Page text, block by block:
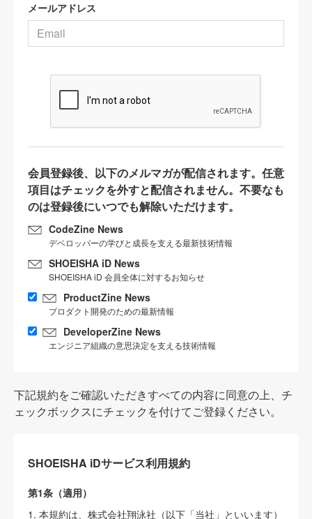
メールアドレス
会員登録後、以下のメルマガが配信されます。任意
項目はチェックを外すと配信されません。不要なも
のは登録後にいつでも解除いただけます。
CodeZine News
デベロッパーの学びと成長を支える最新技術情報
SHOEISHA iD News
SHOEISHA iD 会員全体に対するお知らせ
ProductZine News
プロダクト開発のための最新情報
DeveloperZine News
エンジニア組織の意思決定を支える技術情報
下記規約をご確認いただきすべての内容に同意の上、チ
ェックボックスにチェックを付けてご登録ください。
SHOEISHA iDサービス利用規約
第1条（適用）
1. 本規約は、株式会社翔泳社（以下「当社」といいます）